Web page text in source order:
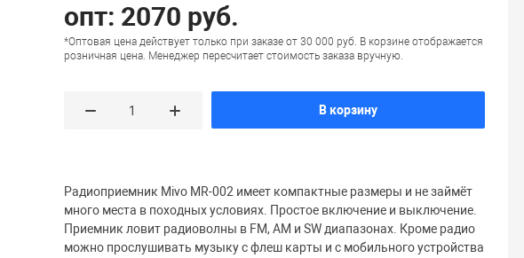
опт: 2070 руб.
*Оптовая цена действует только при заказе от 30 000 руб. В корзине отображается
розничная цена. Менеджер пересчитает стоимость заказа вручную.
В корзину
Радиоприемник Mivo MR-002 имеет компактные размеры и не займёт
много места в походных условиях. Простое включение и выключение.
Приемник ловит радиоволны в FM, AM и SW диапазонах. Кроме радио
можно прослушивать музыку с флеш карты и с мобильного устройства